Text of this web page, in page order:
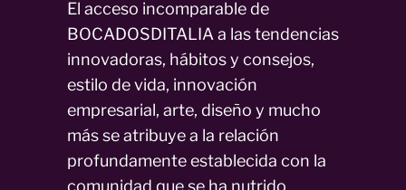
El acceso incomparable de
BOCADOSDITALIA a las tendencias
innovadoras, hábitos y consejos,
estilo de vida, innovación
empresarial, arte, diseño y mucho
más se atribuye a la relación
profundamente establecida con la
comunidad que se ha nutrido